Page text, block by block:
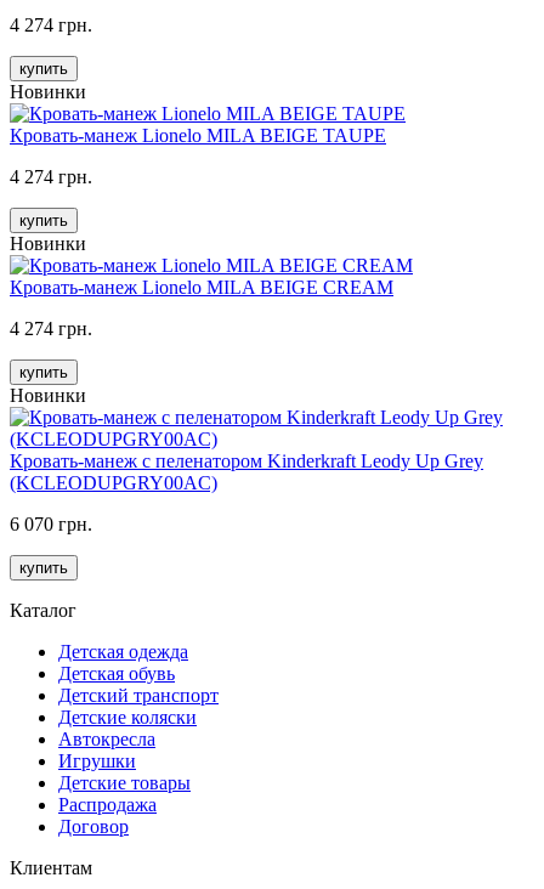
4 274 грн.
купить
Новинки
Кровать-манеж Lionelo MILA BEIGE TAUPE
4 274 грн.
купить
Новинки
Кровать-манеж Lionelo MILA BEIGE CREAM
4 274 грн.
купить
Новинки
Кровать-манеж с пеленатором Kinderkraft Leody Up Grey
(KCLEODUPGRY00AC)
6 070 грн.
купить
Каталог
Детская одежда
Детская обувь
Детский транспорт
Детские коляски
Автокресла
Игрушки
Детские товары
Распродажа
Договор
Клиентам